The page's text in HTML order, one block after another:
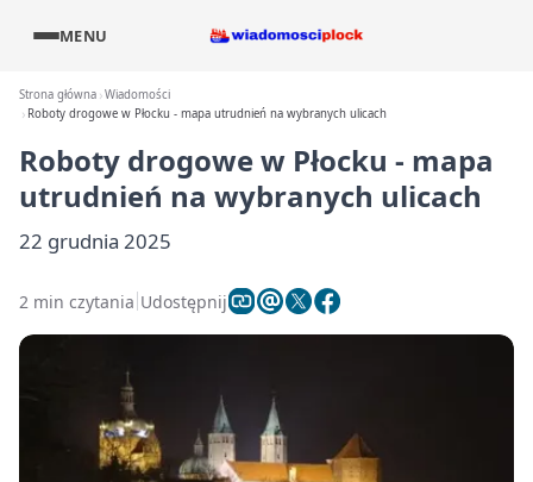
MENU
Strona główna Wiadomości
Roboty drogowe w Płocku - mapa utrudnień na wybranych ulicach
Roboty drogowe w Płocku - mapa
utrudnień na wybranych ulicach
22 grudnia 2025
2 min czytania Udostępnij